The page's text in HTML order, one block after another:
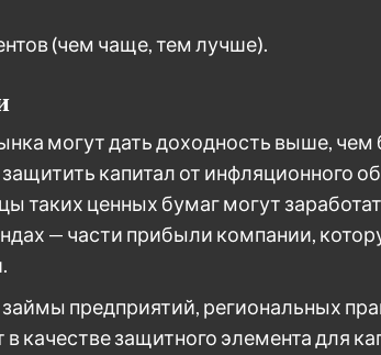
(чем чаще, тем лучше).
могут дать доходность выше, чем
капитал от инфляционного
таких ценных бумаг могут
— части прибыли компании,
предприятий, региональных
качестве защитного элемента для